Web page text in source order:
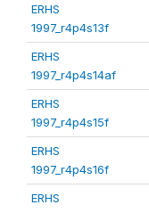
ERHS
1997_r4p4s13f
ERHS
1997_r4p4s14af
ERHS
1997_r4p4s15f
ERHS
1997_r4p4s16f
ERHS